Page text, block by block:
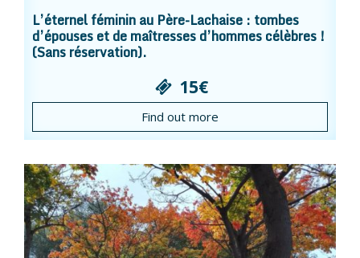
L’éternel féminin au Père-Lachaise : tombes
d’épouses et de maîtresses d’hommes célèbres !
(Sans réservation).
15€
Find out more